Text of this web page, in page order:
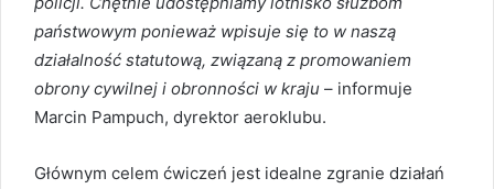
państwowym ponieważ wpisuje się to w naszą
działalność statutową, związaną z promowaniem
obrony cywilnej i obronności w kraju – informuje
Marcin Pampuch, dyrektor aeroklubu.
Głównym celem ćwiczeń jest idealne zgranie działań